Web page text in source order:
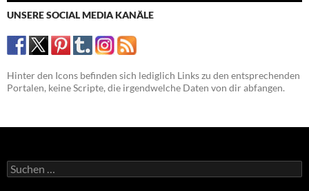
UNSERE SOCIAL MEDIA KANÄLE
Hinter den Icons befinden sich lediglich Links zu den entsprechenden
Portalen, keine Scripte, die irgendwelche Daten von dir abfangen.
Suchen
nach: